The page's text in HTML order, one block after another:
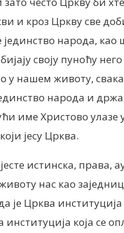
и кроз Цркву све
народа,
своју пуноћу
животу, свака
народа и
име Христово
јесу Црква.
истинска, права,
нас као
је Црква
која се